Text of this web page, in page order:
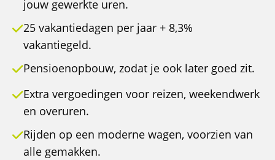
jouw gewerkte uren.
25 vakantiedagen per jaar + 8,3%
vakantiegeld.
Pensioenopbouw, zodat je ook later goed zit.
Extra vergoedingen voor reizen, weekendwerk
en overuren.
Rijden op een moderne wagen, voorzien van
alle gemakken.